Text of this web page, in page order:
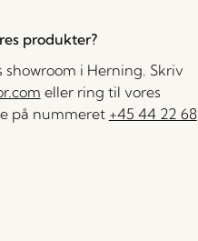
produkter?
i Herning. Skriv
eller ring til vores
på nummeret +45 44 22 68